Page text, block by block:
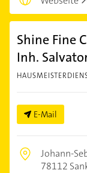
Shine Fine
Inh.
E-Mail
Johann-
78112